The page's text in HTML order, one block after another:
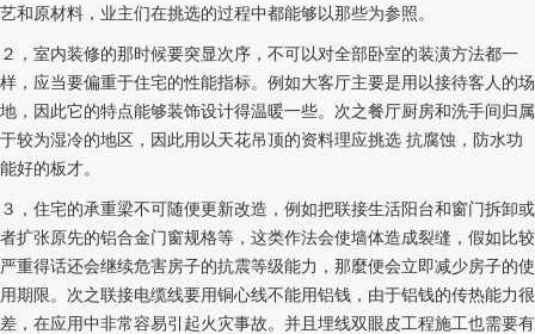
艺和原材料，业主们在挑选的过程中都能够以那些为参照。
２，室内装修的那时候要突显次序，不可以对全部卧室的装潢方法都一
样，应当要偏重于住宅的性能指标。例如大客厅主要是用以接待客人的场
地，因此它的特点能够装饰设计得温暖一些。次之餐厅厨房和洗手间归属
于较为湿冷的地区，因此用以天花吊顶的资料理应挑选 抗腐蚀，防水功
能好的板才。
３，住宅的承重梁不可随便更新改造，例如把联接生活阳台和窗门拆卸或
者扩张原先的铝合金门窗规格等，这类作法会使墙体造成裂缝，假如比较
严重得话还会继续危害房子的抗震等级能力，那麼便会立即减少房子的使
用期限。次之联接电缆线要用铜心线不能用铝钱，由于铝钱的传热能力很
差，在应用中非常容易引起火灾事故。并且埋线双眼皮工程施工也需要有